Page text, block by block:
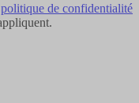
politique de confidentialité